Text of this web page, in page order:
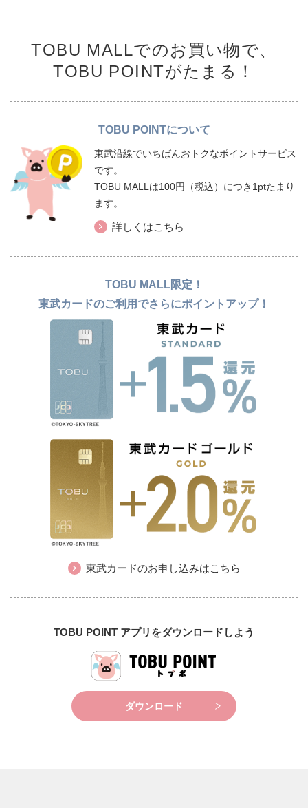
TOBU MALLでのお買い物で、
TOBU POINTがたまる！
TOBU POINTについて
東武沿線でいちばんおトクなポイントサービス
です。
TOBU MALLは100円（税込）につき1ptたまり
ます。
詳しくはこちら
TOBU MALL限定！
東武カードのご利用でさらにポイントアップ！
東武カードのお申し込みはこちら
TOBU POINT アプリをダウンロードしよう
ダウンロード